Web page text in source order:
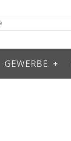
GEWERBE